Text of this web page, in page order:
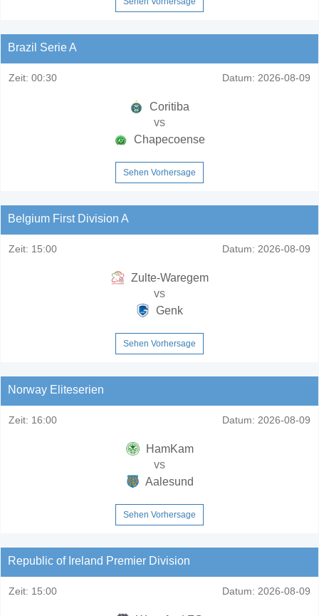
Brazil Serie A
Zeit: 00:30 Datum: 2026-08-09
Coritiba
vs
Chapecoense
Sehen Vorhersage
Belgium First Division A
Zeit: 15:00 Datum: 2026-08-09
Zulte-Waregem
vs
Genk
Sehen Vorhersage
Norway Eliteserien
Zeit: 16:00 Datum: 2026-08-09
HamKam
vs
Aalesund
Sehen Vorhersage
Republic of Ireland Premier Division
Zeit: 15:00 Datum: 2026-08-09